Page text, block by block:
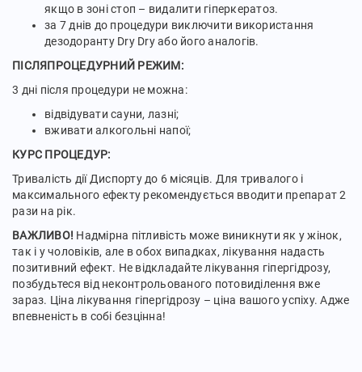
якщо в зоні стоп – видалити гіперкератоз.
за 7 днів до процедури виключити використання
дезодоранту Dry Dry або його аналогів.
ПІСЛЯПРОЦЕДУРНИЙ РЕЖИМ:
3 дні після процедури не можна:
відвідувати сауни, лазні;
вживати алкогольні напої;
КУРС ПРОЦЕДУР:
Тривалість дії Диспорту до 6 місяців. Для тривалого і
максимального ефекту рекомендується вводити препарат 2
рази на рік.
ВАЖЛИВО! Надмірна пітливість може виникнути як у жінок,
так і у чоловіків, але в обох випадках, лікування надасть
позитивний ефект. Не відкладайте лікування гіпергідрозу,
позбудьтеся від неконтрольованого потовиділення вже
зараз. Ціна лікування гіпергідрозу – ціна вашого успіху. Адже
впевненість в собі безцінна!